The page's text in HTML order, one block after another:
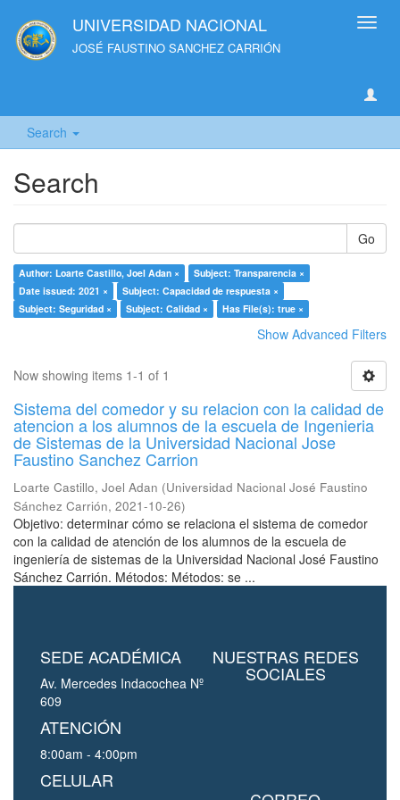
UNIVERSIDAD NACIONAL
JOSÉ FAUSTINO SANCHEZ CARRIÓN
Search
Search
Go
Author: Loarte Castillo, Joel Adan ×
Subject: Transparencia ×
Date issued: 2021 ×
Subject: Capacidad de respuesta ×
Subject: Seguridad ×
Subject: Calidad × Has File(s): true ×
Show Advanced Filters
Now showing items 1-1 of 1
Sistema del comedor y su relacion con la calidad de
atencion a los alumnos de la escuela de Ingenieria
de Sistemas de la Universidad Nacional Jose
Faustino Sanchez Carrion
Loarte Castillo, Joel Adan (Universidad Nacional José Faustino
Sánchez Carrión, 2021-10-26)
Objetivo: determinar cómo se relaciona el sistema de comedor
con la calidad de atención de los alumnos de la escuela de
ingeniería de sistemas de la Universidad Nacional José Faustino
Sánchez Carrión. Métodos: Métodos: se ...
SEDE ACADÉMICA
Av. Mercedes Indacochea Nº
609
ATENCIÓN
8:00am - 4:00pm
CELULAR
NUESTRAS REDES
SOCIALES